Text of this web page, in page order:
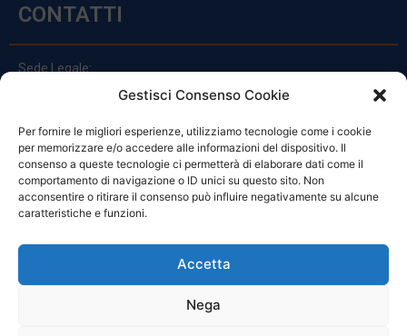
Gestisci Consenso Cookie
Per fornire le migliori esperienze, utilizziamo tecnologie come i cookie
per memorizzare e/o accedere alle informazioni del dispositivo. Il
consenso a queste tecnologie ci permetterà di elaborare dati come il
comportamento di navigazione o ID unici su questo sito. Non
acconsentire o ritirare il consenso può influire negativamente su alcune
caratteristiche e funzioni.
Accetta
Nega
CONTATTI
Sede Legale:
Via Principe Di Udine 144
clienti@officinefvg.it
info@officinefvg.it
posta@officinefvgpec.It
ORARI